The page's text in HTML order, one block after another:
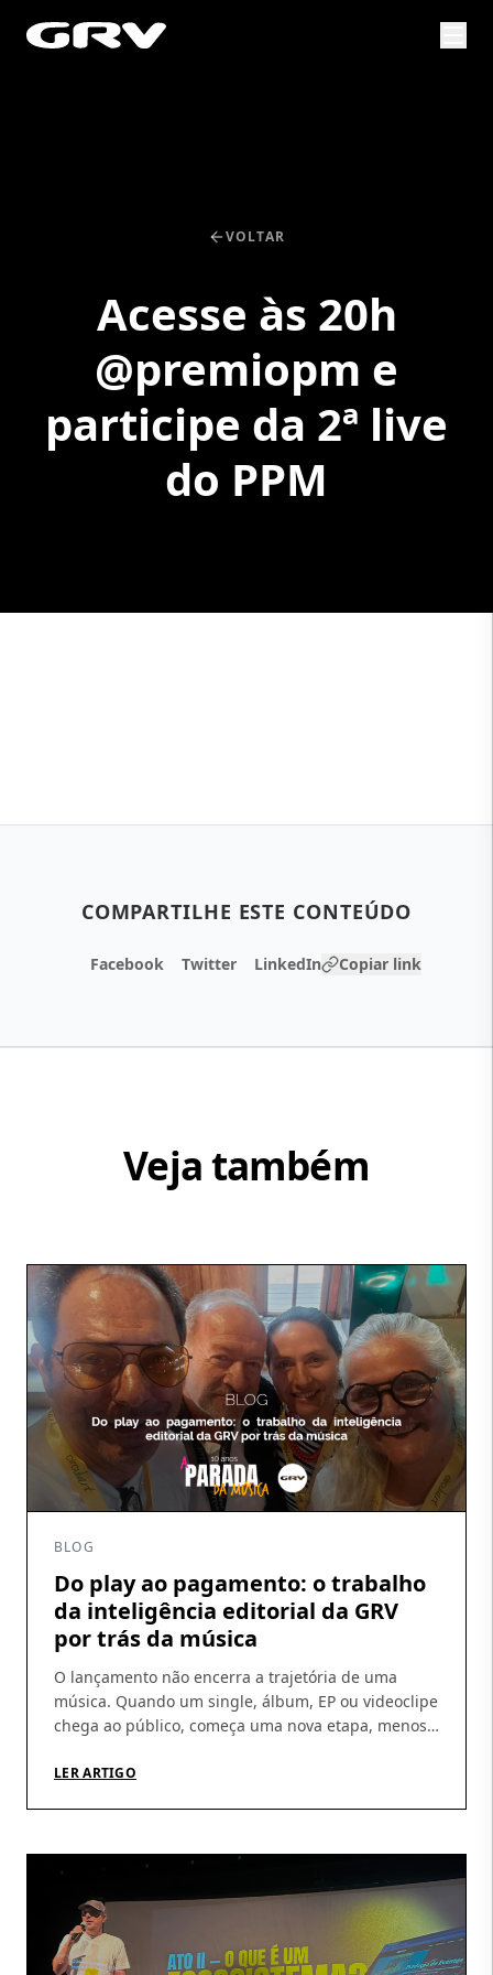
VOLTAR
Acesse às 20h
@premiopm e
participe da 2ª live
do PPM
COMPARTILHE ESTE CONTEÚDO
Facebook Twitter LinkedIn Copiar link
Veja também
BLOG
Do play ao pagamento: o trabalho
da inteligência editorial da GRV
por trás da música
O lançamento não encerra a trajetória de uma
música. Quando um single, álbum, EP ou videoclipe
chega ao público, começa uma nova etapa, menos
circulação das obras, identificar utilizações, conferir
LER ARTIGO